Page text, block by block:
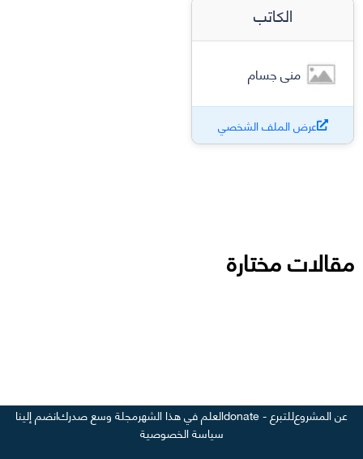
الكاتب
منى جسام
عرض الملف الشخصي
مقالات مختارة
عن المشروعللتبرع - donate العلم في هذا الشهرمجلة وسع صدركانضم إلينا
سياسة الخصوصية